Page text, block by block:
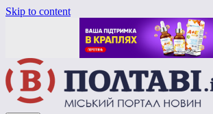
Skip to content